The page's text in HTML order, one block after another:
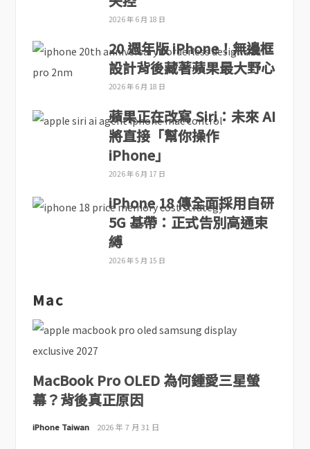
2026 年 6 月 18 日
20 週年版 iPhone！無邊框
設計背後藏著蘋果最大野心
2026 年 6 月 18 日
蘋果正在改寫 Siri：未來 AI
將直接「幫你操作
iPhone」
2026 年 6 月 17 日
iPhone 18 傳全面採用自研
5G 基帶：正式告別高通束
縛
2026 年 5 月 15 日
Mac
MacBook Pro OLED 為何鍾愛三星螢
幕？背後真正原因
iPhone Taiwan 2026 年 7 月 31 日